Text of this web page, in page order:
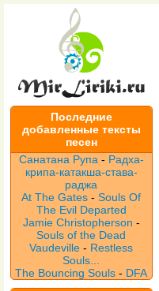
Последние
добавленные тексты
песен
Санатана Рупа - Радха-
крипа-катакша-става-
раджа
At The Gates -Souls Of
The Evil Departed
Jamie Christopherson -
Souls of the Dead
Vaudeville- Restless
Souls...
The Bouncing Souls - DFA